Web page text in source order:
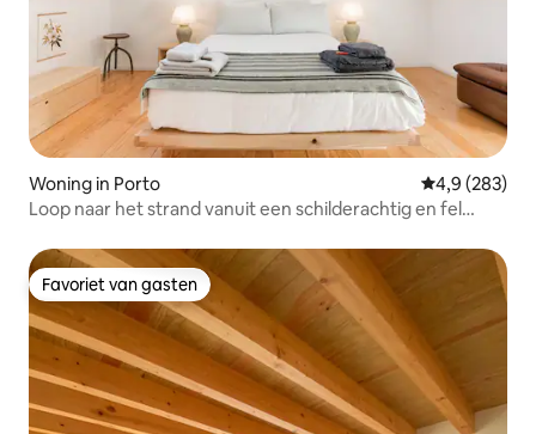
Woning in Porto Gemiddelde
4,9 (283)
Loop naar het strand vanuit een schilderachtig en fel
Favoriet van gasten
Favoriet van gasten